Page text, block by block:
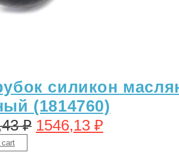
силикон
(1814760)
₽ 1546,13 ₽
cart